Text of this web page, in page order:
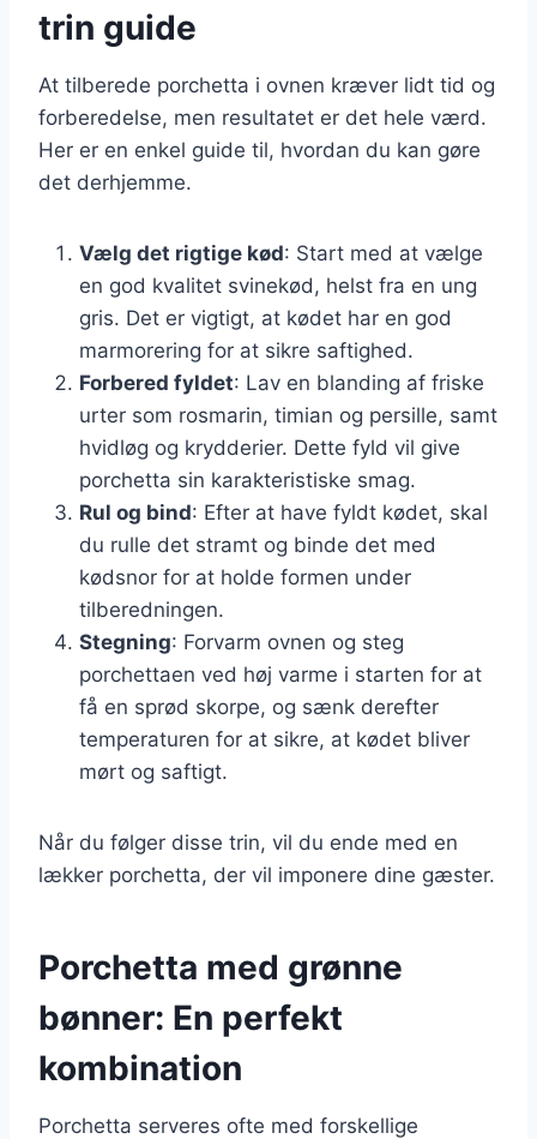
trin guide
At tilberede porchetta i ovnen kræver lidt tid og
forberedelse, men resultatet er det hele værd.
Her er en enkel guide til, hvordan du kan gøre
det derhjemme.
Vælg det rigtige kød: Start med at vælge
en god kvalitet svinekød, helst fra en ung
gris. Det er vigtigt, at kødet har en god
marmorering for at sikre saftighed.
Forbered fyldet: Lav en blanding af friske
urter som rosmarin, timian og persille, samt
hvidløg og krydderier. Dette fyld vil give
porchetta sin karakteristiske smag.
Rul og bind: Efter at have fyldt kødet, skal
du rulle det stramt og binde det med
kødsnor for at holde formen under
tilberedningen.
Stegning: Forvarm ovnen og steg
porchettaen ved høj varme i starten for at
få en sprød skorpe, og sænk derefter
temperaturen for at sikre, at kødet bliver
mørt og saftigt.
Når du følger disse trin, vil du ende med en
lækker porchetta, der vil imponere dine gæster.
Porchetta med grønne
bønner: En perfekt
kombination
Porchetta serveres ofte med forskellige